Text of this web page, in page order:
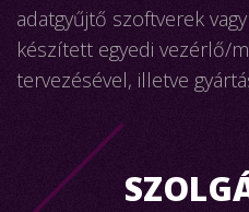
adatgyűjtő szoftverek
készített egyedi vezérlő/
tervezésével, illetve